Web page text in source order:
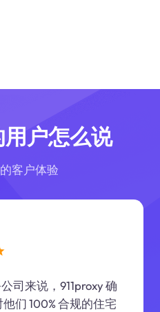
户怎么说
客户体验
司来说，911proxy 确
们 100% 合规的住宅